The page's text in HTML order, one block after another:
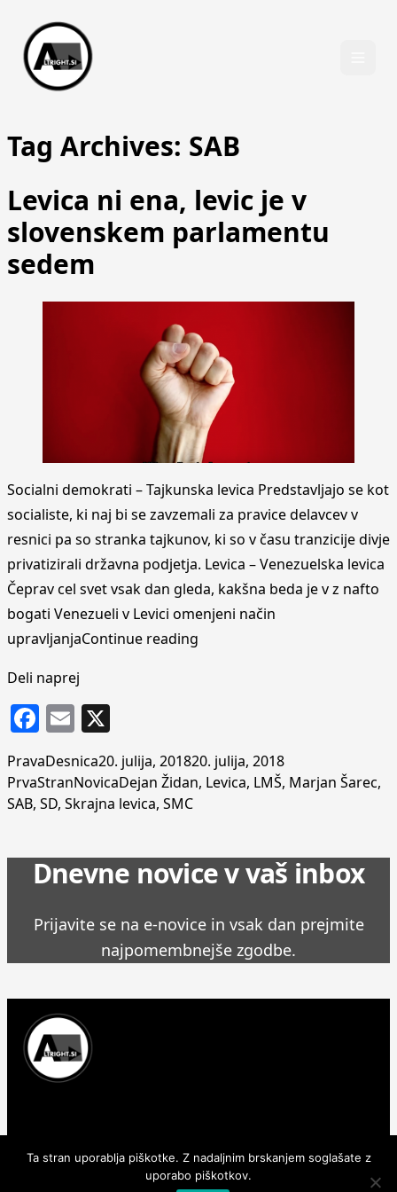
Skip to content
Tag Archives: SAB
Levica ni ena, levic je v
slovenskem parlamentu
sedem
Socialni demokrati – Tajkunska levica Predstavljajo se kot
socialiste, ki naj bi se zavzemali za pravice delavcev v
resnici pa so stranka tajkunov, ki so v času tranzicije divje
privatizirali državna podjetja. Levica – Venezuelska levica
Čeprav cel svet vsak dan gleda, kakšna beda je v z nafto
bogati Venezueli v Levici omenjeni način
upravljanjaContinue reading
Deli naprej
Facebook
Email
Posted by
PravaDesnica20. julija, 201820. julija, 2018Posted in
PrvaStranNovicaTags:
Dejan Židan, Levica, LMŠ, Marjan Šarec,
SAB, SD, Skrajna levica, SMC
Dnevne novice v vaš inbox
Prijavite se na e-novice in vsak dan prejmite
najpomembnejše zgodbe.
© 2026 Altright.si. Vse pravice pridržane. - Izdelava spletne
Ta stran uporablja piškotke. Z nadaljnim brskanjem soglašate z
uporabo piškotkov.